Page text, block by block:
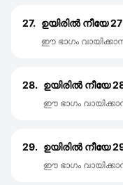
27. ഉയിരിൽ നീയേ 27
ഈ ഭാഗം
28. ഉയിരിൽ നീയേ
ഈ ഭാഗം
29. ഉയിരിൽ നീയേ
ഈ ഭാഗം